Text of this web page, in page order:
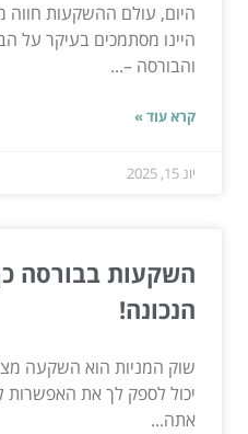
היום, עולם ההשקעות
היינו מסתמכים בעיקר על
והבורסה –...
קרא עוד »
יונ 15, 2025
השקעות בבורסה
הנכונה!
שוק המניות הוא השקעה
יכול לספק לך את האפשרות
אתה...